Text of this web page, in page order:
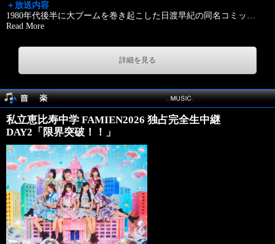
＋放送内容
1980年代後半に大ブームを巻き起こした日渡早紀の同名コミッ …
Read More
詳細を見る
私立恵比寿中学 FAMIEN2026 独占完全生中継
DAY2「限界突破！！」